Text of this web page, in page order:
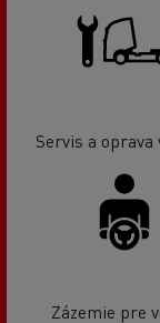
Servis a oprava
Zázemie pre